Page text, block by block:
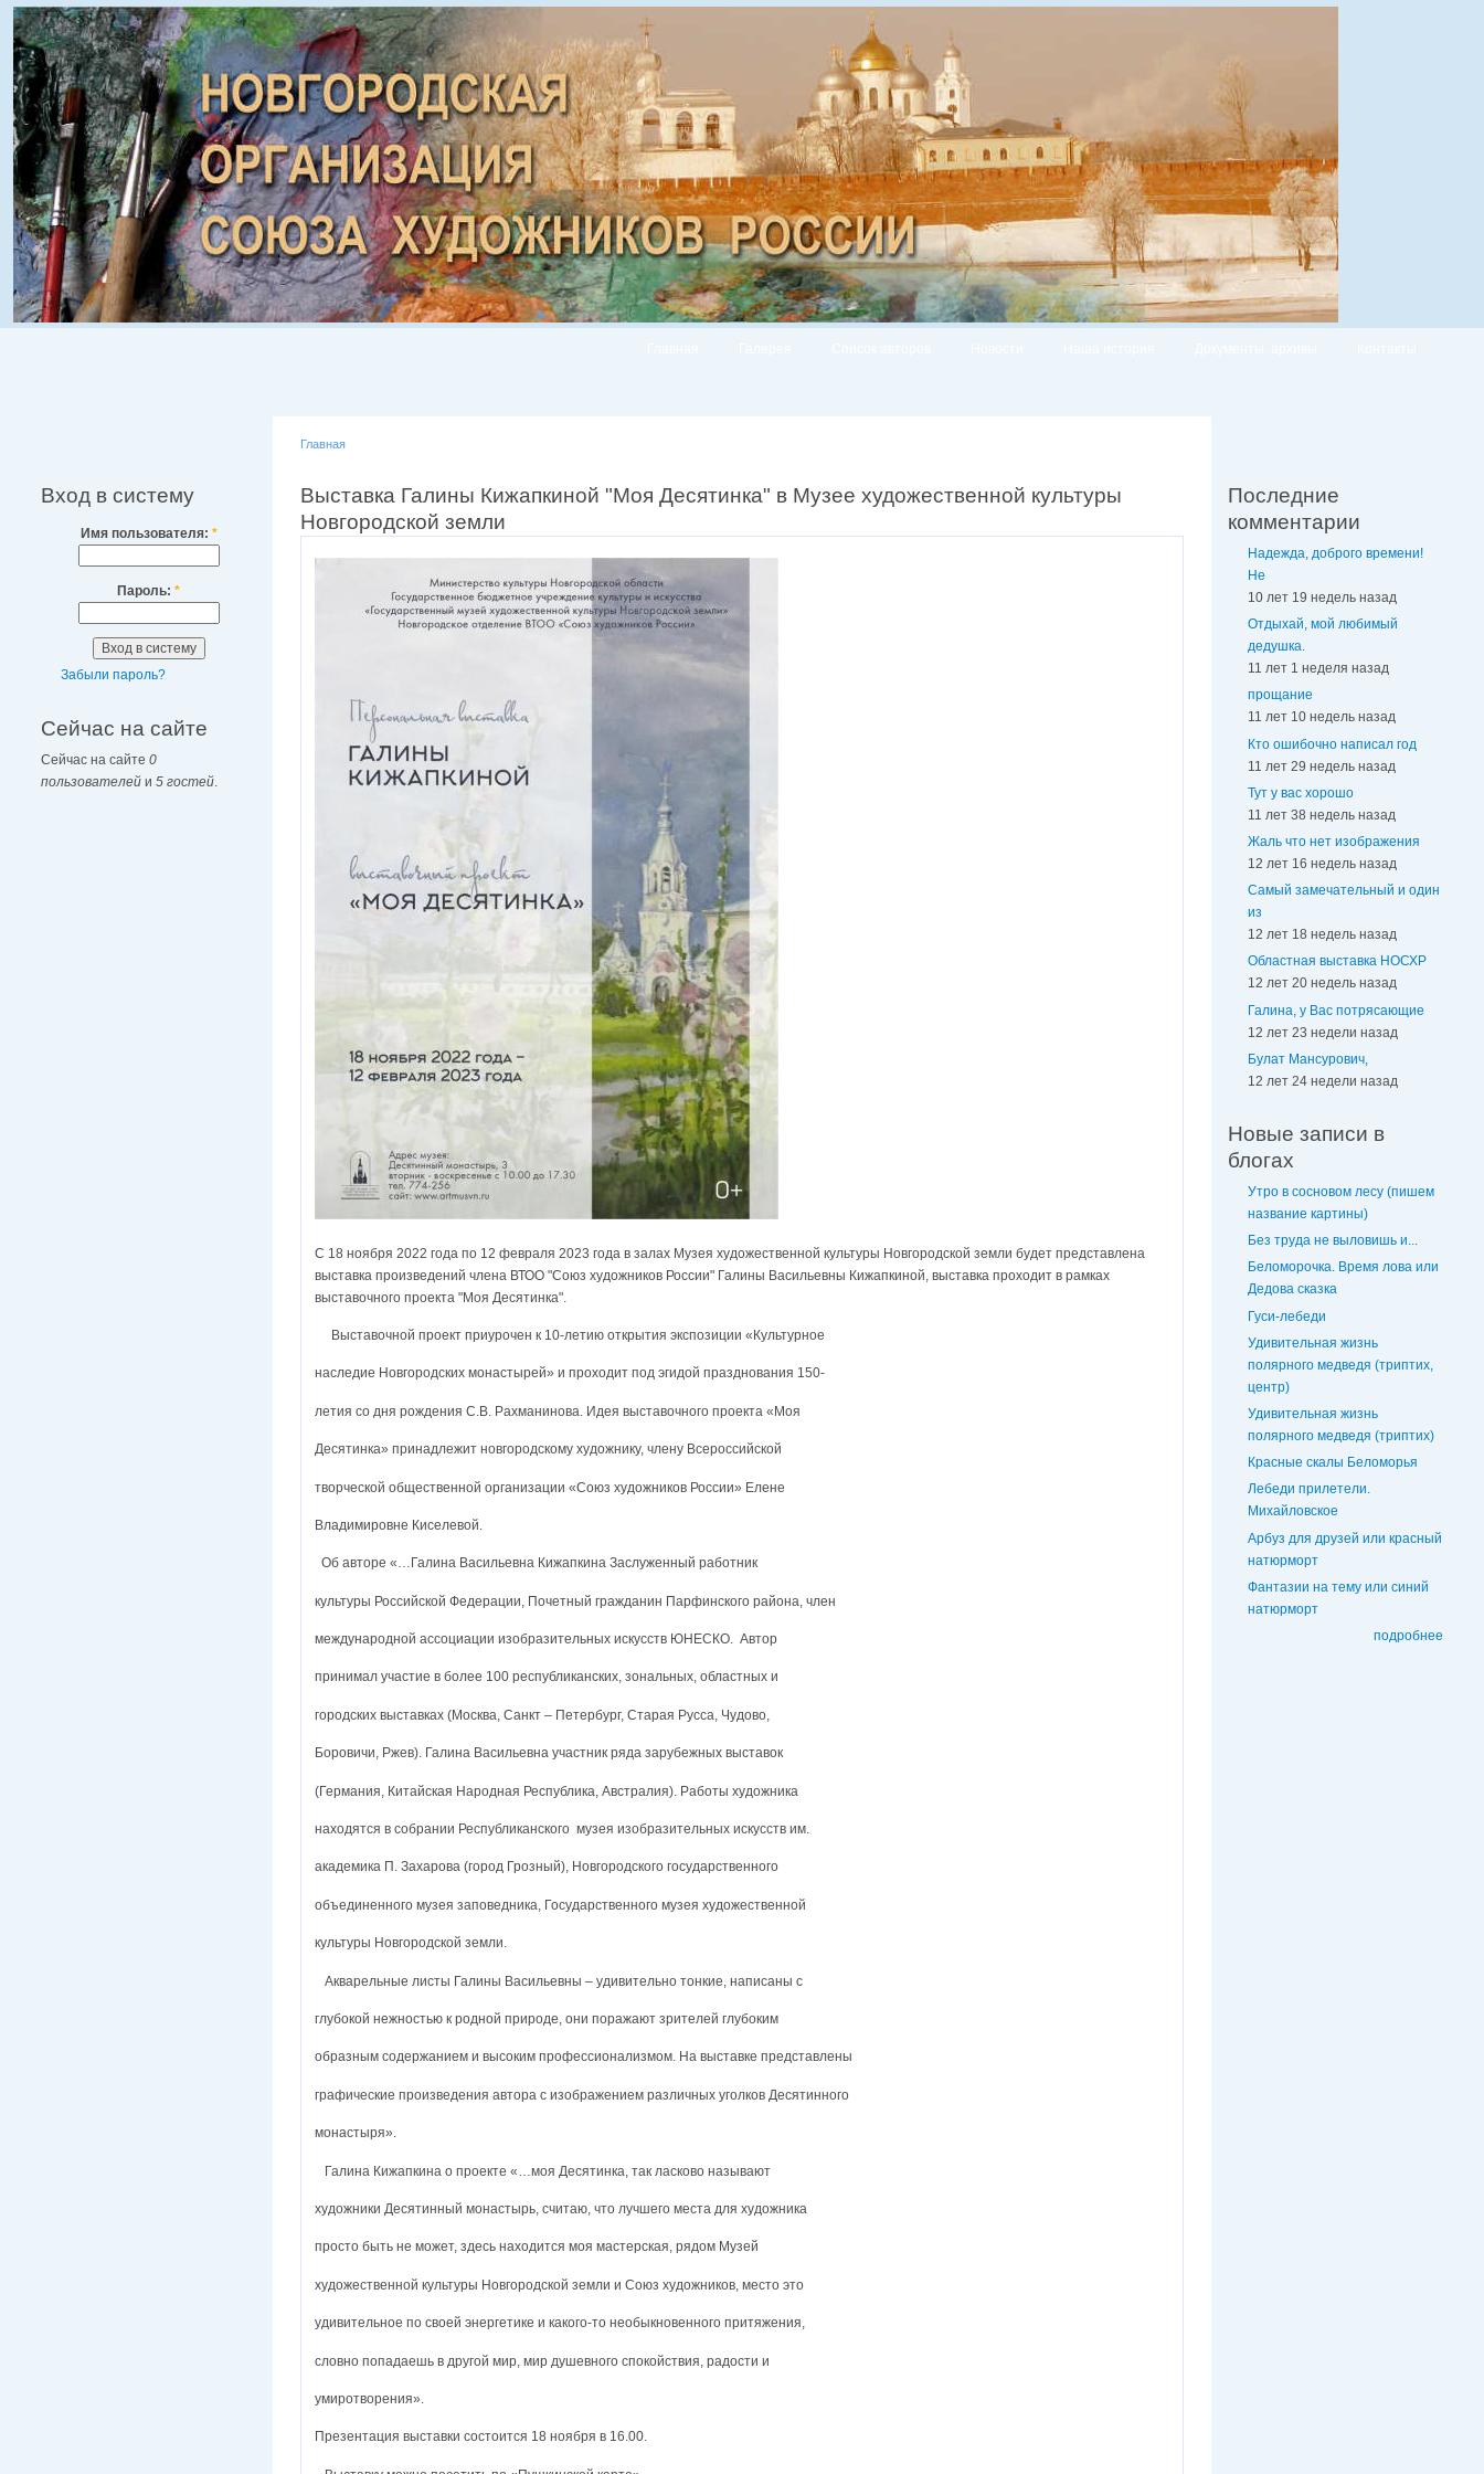
Вход в систему
Имя пользователя: *
Пароль: *
Забыли пароль?
Сейчас на сайте
Сейчас на сайте 0
пользователей и 5 гостей
Главная
Выставка Галины Кижапкиной "Моя Десятинка" в Музее художественной культуры
Новгородской земли
С 18 ноября 2022 года по 12 февраля 2023 года в залах Музея художественной культуры Новгородской земли будет представлена
выставка произведений члена ВТОО "Союз художников России" Галины Васильевны Кижапкиной, выставка проходит в рамках
выставочного проекта "Моя Десятинка".
Выставочной проект приурочен к 10-летию открытия экспозиции «Культурное
наследие Новгородских монастырей» и проходит под эгидой празднования 150-
летия со дня рождения С.В. Рахманинова. Идея выставочного проекта «Моя
Десятинка» принадлежит новгородскому художнику, члену Всероссийской
творческой общественной организации «Союз художников России» Елене
Владимировне Киселевой.
Об авторе «…Галина Васильевна Кижапкина Заслуженный работник
культуры Российской Федерации, Почетный гражданин Парфинского района, член
международной ассоциации изобразительных искусств ЮНЕСКО. Автор
принимал участие в более 100 республиканских, зональных, областных и
городских выставках (Москва, Санкт – Петербург, Старая Русса, Чудово,
Боровичи, Ржев). Галина Васильевна участник ряда зарубежных выставок
(Германия, Китайская Народная Республика, Австралия). Работы художника
находятся в собрании Республиканского музея изобразительных искусств им.
академика П. Захарова (город Грозный), Новгородского государственного
объединенного музея заповедника, Государственного музея художественной
культуры Новгородской земли.
Акварельные листы Галины Васильевны – удивительно тонкие, написаны с
глубокой нежностью к родной природе, они поражают зрителей глубоким
образным содержанием и высоким профессионализмом. На выставке представлены
графические произведения автора с изображением различных уголков Десятинного
монастыря».
Галина Кижапкина о проекте «…моя Десятинка, так ласково называют
художники Десятинный монастырь, считаю, что лучшего места для художника
просто быть не может, здесь находится моя мастерская, рядом Музей
художественной культуры Новгородской земли и Союз художников, место это
удивительное по своей энергетике и какого-то необыкновенного притяжения,
словно попадаешь в другой мир, мир душевного спокойствия, радости и
умиротворения».
Презентация выставки состоится 18 ноября в 16.00.
Последние
комментарии
Надежда, доброго времени!
Не
10 лет 19 недель назад
Отдыхай, мой любимый
дедушка.
11 лет 1 неделя назад
прощание
11 лет 10 недель назад
Кто ошибочно написал год
11 лет 29 недель назад
Тут у вас хорошо
11 лет 38 недель назад
Жаль что нет изображения
12 лет 16 недель назад
Самый замечательный и один
из
12 лет 18 недель назад
Областная выставка НОСХР
12 лет 20 недель назад
Галина, у Вас потрясающие
12 лет 23 недели назад
Булат Мансурович,
12 лет 24 недели назад
Новые записи в
блогах
Утро в сосновом лесу (пишем
название картины)
Без труда не выловишь и...
Беломорочка. Время лова или
Дедова сказка
Гуси-лебеди
Удивительная жизнь
полярного медведя (триптих,
центр)
Удивительная жизнь
полярного медведя (триптих)
Красные скалы Беломорья
Лебеди прилетели.
Михайловское
Арбуз для друзей или красный
натюрморт
Фантазии на тему или синий
натюрморт
подробнее